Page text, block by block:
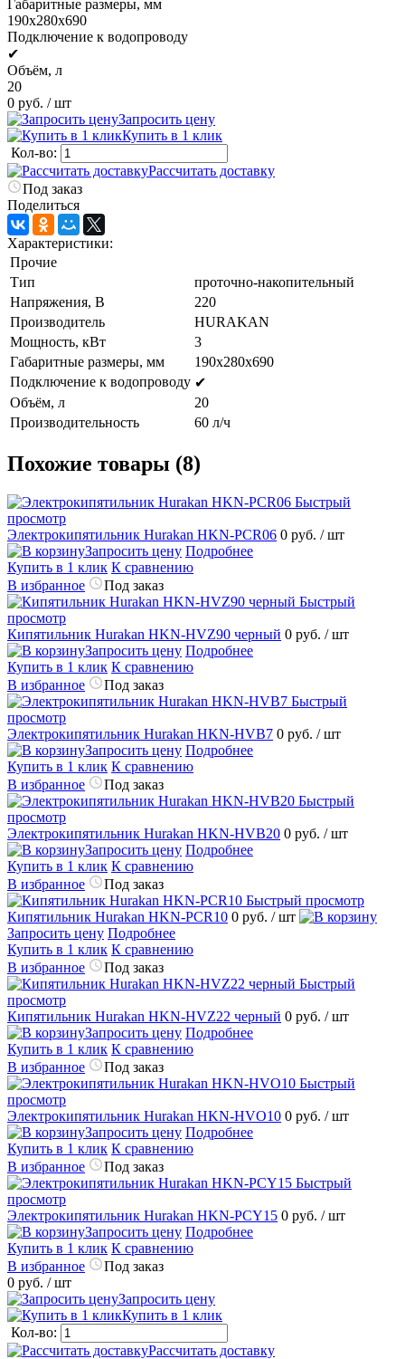
Габаритные размеры, мм
190х280х690
Подключение к водопроводу
✔
Объём, л
20
0 руб. / шт
Запросить цену
Купить в 1 клик
Кол-во:
Рассчитать доставку
Под заказ
Поделиться
Характеристики:
Прочие
Тип
проточно-накопительный
Напряжения, В
220
Производитель
HURAKAN
Мощность, кВт
3
Габаритные размеры, мм
190х280х690
Подключение к водопроводу ✔
Объём, л
20
Производительность
60 л/ч
Похожие товары (8)
Быстрый
просмотр
Электрокипятильник Hurakan HKN-PCR06 0 руб. / шт
Запросить цену Подробнее
Купить в 1 клик К сравнению
В избранное
Под заказ
Быстрый
просмотр
Кипятильник Hurakan HKN-HVZ90 черный 0 руб. / шт
Запросить цену Подробнее
Купить в 1 клик К сравнению
В избранное
Под заказ
Быстрый
просмотр
Электрокипятильник Hurakan HKN-HVB7 0 руб. / шт
Запросить цену Подробнее
Купить в 1 клик К сравнению
В избранное
Под заказ
Быстрый
просмотр
Электрокипятильник Hurakan HKN-HVB20 0 руб. / шт
Запросить цену Подробнее
Купить в 1 клик К сравнению
В избранное
Под заказ
Быстрый просмотр
Кипятильник Hurakan HKN-PCR10 0 руб. / шт
Запросить цену Подробнее
Купить в 1 клик К сравнению
В избранное
Под заказ
Быстрый
просмотр
Кипятильник Hurakan HKN-HVZ22 черный 0 руб. / шт
Запросить цену Подробнее
Купить в 1 клик К сравнению
В избранное
Под заказ
Быстрый
просмотр
Электрокипятильник Hurakan HKN-HVO10 0 руб. / шт
Запросить цену Подробнее
Купить в 1 клик К сравнению
В избранное
Под заказ
Быстрый
просмотр
Электрокипятильник Hurakan HKN-PCY15 0 руб. / шт
Запросить цену Подробнее
Купить в 1 клик К сравнению
В избранное
Под заказ
0 руб. / шт
Запросить цену
Купить в 1 клик
Кол-во:
Рассчитать доставку